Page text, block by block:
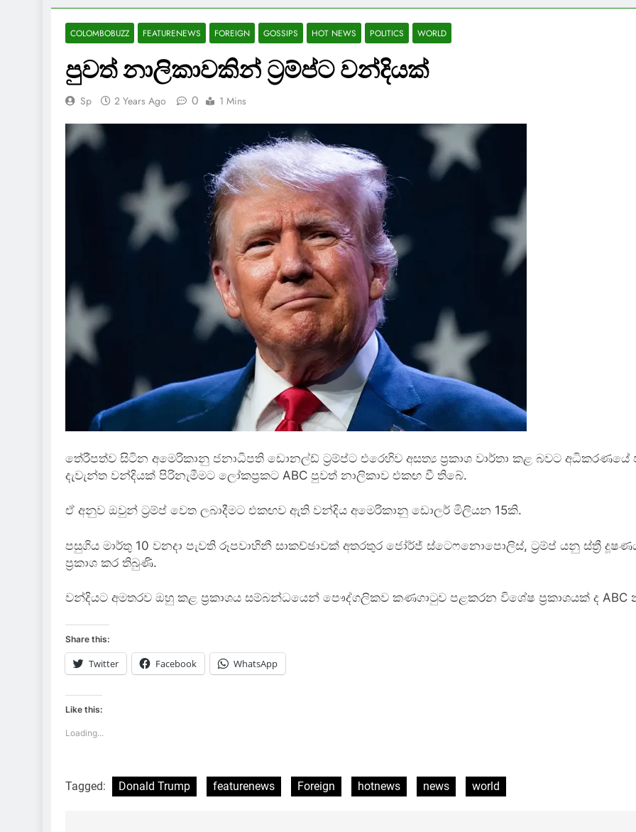
COLOMBOBUZZ FEATURENEWS FOREIGN GOSSIPS HOT NEWS POLITICS WORLD
පුවත් නාලිකාවකින් ට්‍රම්ප්ට වන්දියක්
Sp 2 Years Ago 0 1 Mins
තේරීපත්ව සිටින අමෙරිකානු ජනාධිපති ඩොනල්ඩ් ට්‍රම්ප්ට එරෙහිව අසත්‍ය ප්‍රකාශ වාර්තා කළ බවට
දැවැන්ත වන්දියක් පිරිනැමීමට ලෝකප්‍රකට ABC පුවත් නාලිකාව එකඟ වී තිබේ.
ඒ අනුව ඔවුන් ට්‍රම්ප් වෙත ලබාදීමට එකඟව ඇති වන්දිය අමෙරිකානු ඩොලර් මිලියන 15කි.
පසුගිය මාර්තු 10 වනදා පැවති රූපවාහිනී සාකච්ඡාවක් අතරතුර ජෝර්ජ් ස්ටෙෆනොපොලිස්, ට්‍රම්ප් යනු ස්ත්‍රී
ප්‍රකාශ කර තිබුණි.
වන්දියට අමතරව ඔහු කළ ප්‍රකාශය සම්බන්ධයෙන් පෞද්ගලිකව කණගාටුව පළකරන විශේෂ ප්‍රකාශයක් ද ABC
Share this:
Twitter Facebook WhatsApp
Like this:
Loading...
Tagged: Donald Trump featurenews Foreign hotnews news world